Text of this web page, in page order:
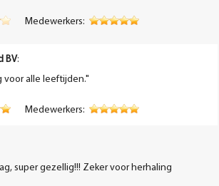
Medewerkers:
BV:
voor alle leeftijden."
Medewerkers:
super gezellig!!! Zeker voor herhaling